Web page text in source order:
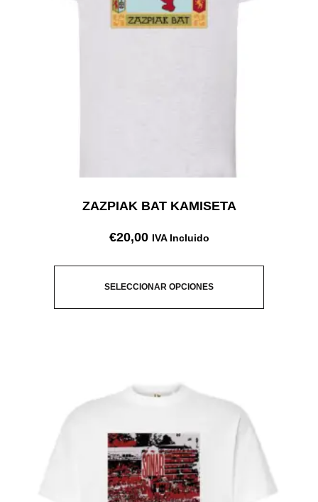
ZAZPIAK BAT KAMISETA
€20,00 IVA Incluido
SELECCIONAR OPCIONES